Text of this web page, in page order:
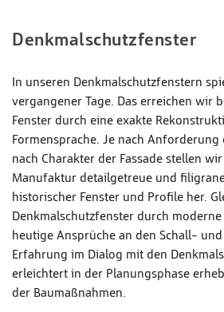
Denkmal­schutz­fenster
In unseren Denkmalschutzfenstern
vergangener Tage. Das erreichen wir
Fenster durch eine exakte
Formensprache. Je nach Anforderung
nach Charakter der Fassade stellen
Manufaktur detailgetreue und
historischer Fenster und Profile her.
Denkmalschutzfenster durch
heutige Ansprüche an den Schall-
Erfahrung im Dialog mit den
erleichtert in der Planungsphase
der Baumaßnahmen.